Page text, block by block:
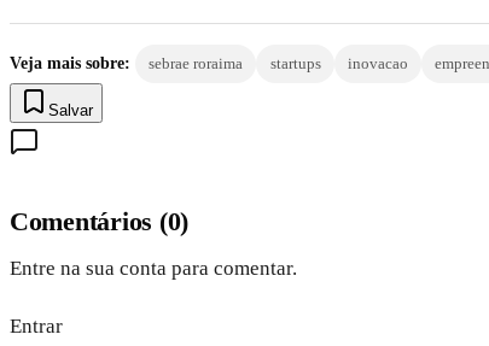
Veja mais sobre: sebrae roraima startups inovacao
Salvar
Comentários (0)
Entre na sua conta para comentar.
Entrar